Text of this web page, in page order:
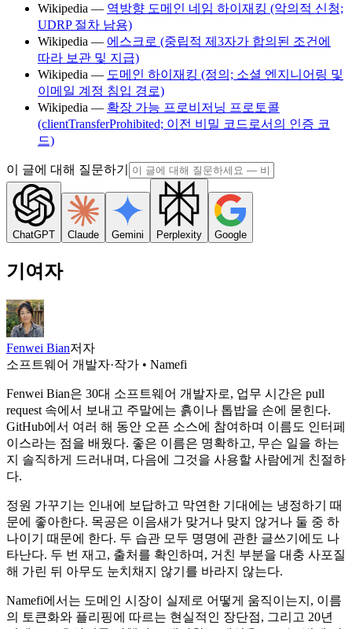
Wikipedia — 역방향 도메인 네임 하이재킹 (악의적 신청;
UDRP 절차 남용)
Wikipedia — 에스크로 (중립적 제3자가 합의된 조건에
따라 보관 및 지급)
Wikipedia — 도메인 하이재킹 (정의; 소셜 엔지니어링 및
이메일 계정 침입 경로)
Wikipedia — 확장 가능 프로비저닝 프로토콜
(clientTransferProhibited; 이전 비밀 코드로서의 인증 코
드)
이 글에 대해 질문하기
ChatGPT Claude Gemini Perplexity Google
기여자
Fenwei Bian저자
소프트웨어 개발자·작가 • Namefi
Fenwei Bian은 30대 소프트웨어 개발자로, 업무 시간은 pull
request 속에서 보내고 주말에는 흙이나 톱밥을 손에 묻힌다.
GitHub에서 여러 해 동안 오픈 소스에 참여하며 이름도 인터페
이스라는 점을 배웠다. 좋은 이름은 명확하고, 무슨 일을 하는
지 솔직하게 드러내며, 다음에 그것을 사용할 사람에게 친절하
다.
정원 가꾸기는 인내에 보답하고 막연한 기대에는 냉정하기 때
문에 좋아한다. 목공은 이음새가 맞거나 맞지 않거나 둘 중 하
나이기 때문에 한다. 두 습관 모두 명명에 관한 글쓰기에도 나
타난다. 두 번 재고, 출처를 확인하며, 거친 부분을 대충 사포질
해 가린 뒤 아무도 눈치채지 않기를 바라지 않는다.
Namefi에서는 도메인 시장이 실제로 어떻게 움직이는지, 이름
의 토큰화와 플리핑에 따르는 현실적인 장단점, 그리고 20년